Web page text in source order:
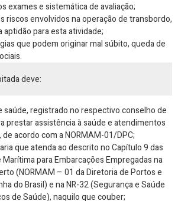
exames e sistemática de avaliação;
riscos envolvidos na operação de transbordo,
para esta atividade;
que podem originar mal súbito, queda de
deve:
saúde, registrado no respectivo conselho de
prestar assistência à saúde e atendimentos
acordo com a NORMAM-01/DPC;
que atenda ao descrito no Capítulo 9 das
para Embarcações Empregadas na
(NORMAM – 01 da Diretoria de Portos e
do Brasil) e na NR-32 (Segurança e Saúde
de Saúde), naquilo que couber;